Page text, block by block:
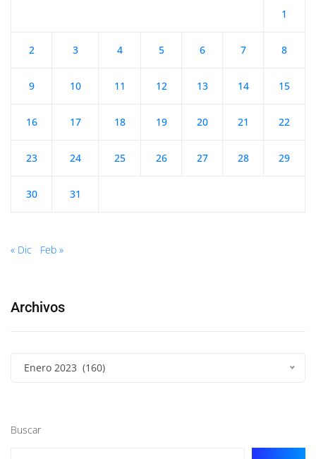
1
2 3 4 5 6 7 8
9 10 11 12 13 14 15
16 17 18 19 20 21 22
23 24 25 26 27 28 29
30 31
« Dic Feb »
Archivos
Enero 2023 (160)
Buscar